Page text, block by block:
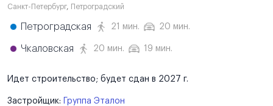
Санкт-Петербург, Петроградский
Петроградская 21 мин. 20 мин.
Чкаловская 20 мин. 19 мин.
Идет строительство; будет сдан в 2027 г.
Застройщик: Группа Эталон